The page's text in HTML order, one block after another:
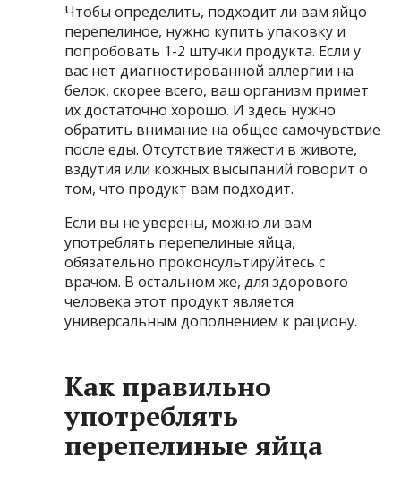
Чтобы определить, подходит ли вам яйцо
перепелиное, нужно купить упаковку и
попробовать 1-2 штучки продукта. Если у
вас нет диагностированной аллергии на
белок, скорее всего, ваш организм примет
их достаточно хорошо. И здесь нужно
обратить внимание на общее самочувствие
после еды. Отсутствие тяжести в животе,
вздутия или кожных высыпаний говорит о
том, что продукт вам подходит.
Если вы не уверены, можно ли вам
употреблять перепелиные яйца,
обязательно проконсультируйтесь с
врачом. В остальном же, для здорового
человека этот продукт является
универсальным дополнением к рациону.
Как правильно
употреблять
перепелиные яйца